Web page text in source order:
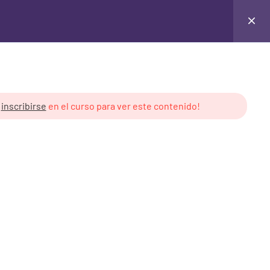
inscribirse en el curso para ver este contenido!